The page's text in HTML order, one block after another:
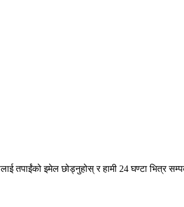
तपाईंको इमेल छोड्नुहोस् र हामी 24 घण्टा भित्र